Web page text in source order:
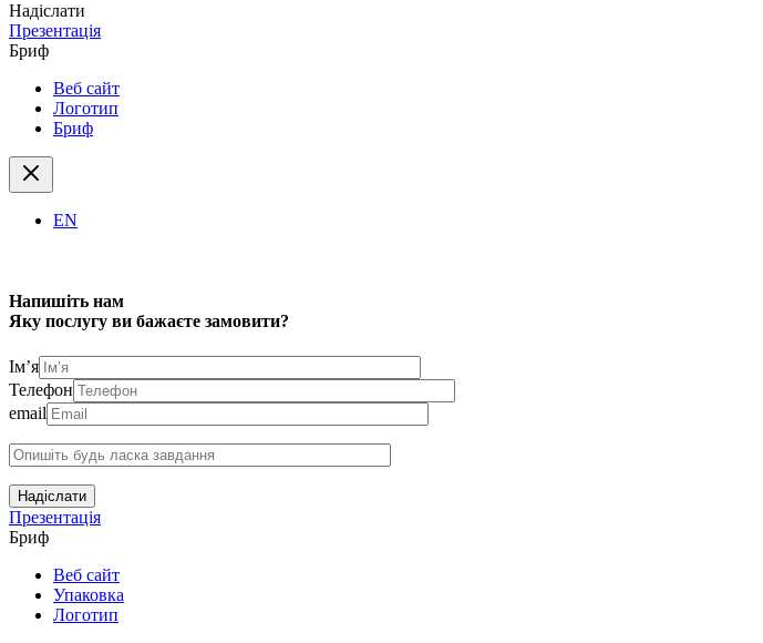
Надіслати
Презентація
Бриф
Веб сайт
Логотип
Бриф
EN
Напишіть нам
Яку послугу ви бажаєте замовити?
Ім’я
Телефон
email
Надіслати
Презентація
Бриф
Веб сайт
Упаковка
Логотип